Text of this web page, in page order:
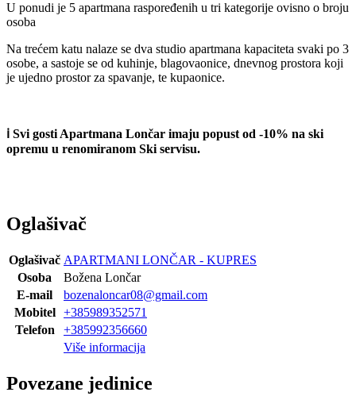
U ponudi je 5 apartmana raspoređenih u tri kategorije ovisno o broju
osoba
Na trećem katu nalaze se dva studio apartmana kapaciteta svaki po 3
osobe, a sastoje se od kuhinje, blagovaonice, dnevnog prostora koji
je ujedno prostor za spavanje, te kupaonice.
ℹ️ Svi gosti Apartmana Lončar imaju popust od -10% na ski
opremu u renomiranom Ski servisu.
Oglašivač
Oglašivač APARTMANI LONČAR - KUPRES
Osoba
Božena Lončar
E-mail
bozenaloncar08@gmail.com
Mobitel
+385989352571
Telefon
+385992356660
Više informacija
Povezane jedinice